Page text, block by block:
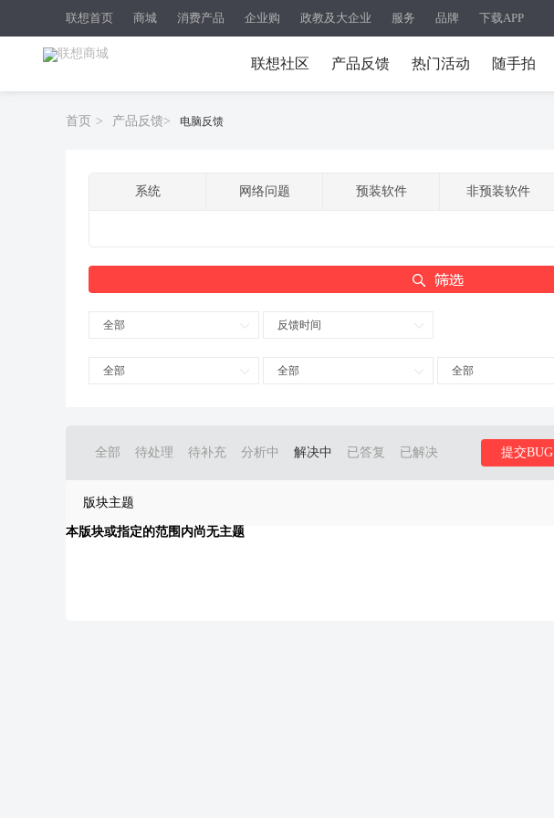
联想首页 商城 消费产品 企业购 政教及大企业 服务 品牌 下载APP
联想社区 产品反馈 热门活动 随手拍
首页 > 产品反馈> 电脑反馈
系统 网络问题 预装软件 非预装软件
全部 反馈时间
全部 全部 全部
全部 待处理 待补充 分析中 解决中 已答复 已解决 提交BUG
版块主题
本版块或指定的范围内尚无主题